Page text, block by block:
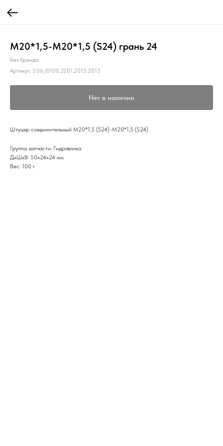
М20*1,5-М20*1,5 (S24) грань 24
Без бренда
Артикул: 3.06 /0100.2201.2015.2015
Нет в наличии
Штуцер соединительный М20*1,5 (S24)-М20*1,5 (S24)
Группа запчасти: Гидравлика
ДxШxВ: 50x24x24 мм
Вес: 100 г